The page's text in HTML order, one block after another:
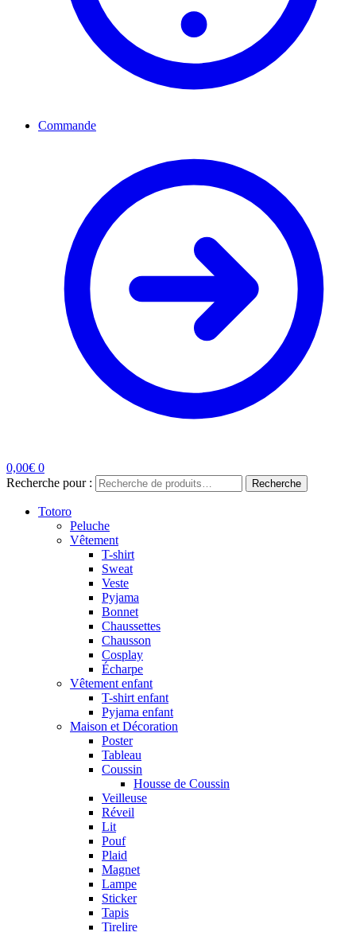
Commande
0,00€ 0
Recherche pour :
Recherche
Totoro
Peluche
Vêtement
T-shirt
Sweat
Veste
Pyjama
Bonnet
Chaussettes
Chausson
Cosplay
Écharpe
Vêtement enfant
T-shirt enfant
Pyjama enfant
Maison et Décoration
Poster
Tableau
Coussin
Housse de Coussin
Veilleuse
Réveil
Lit
Pouf
Plaid
Magnet
Lampe
Sticker
Tapis
Tirelire